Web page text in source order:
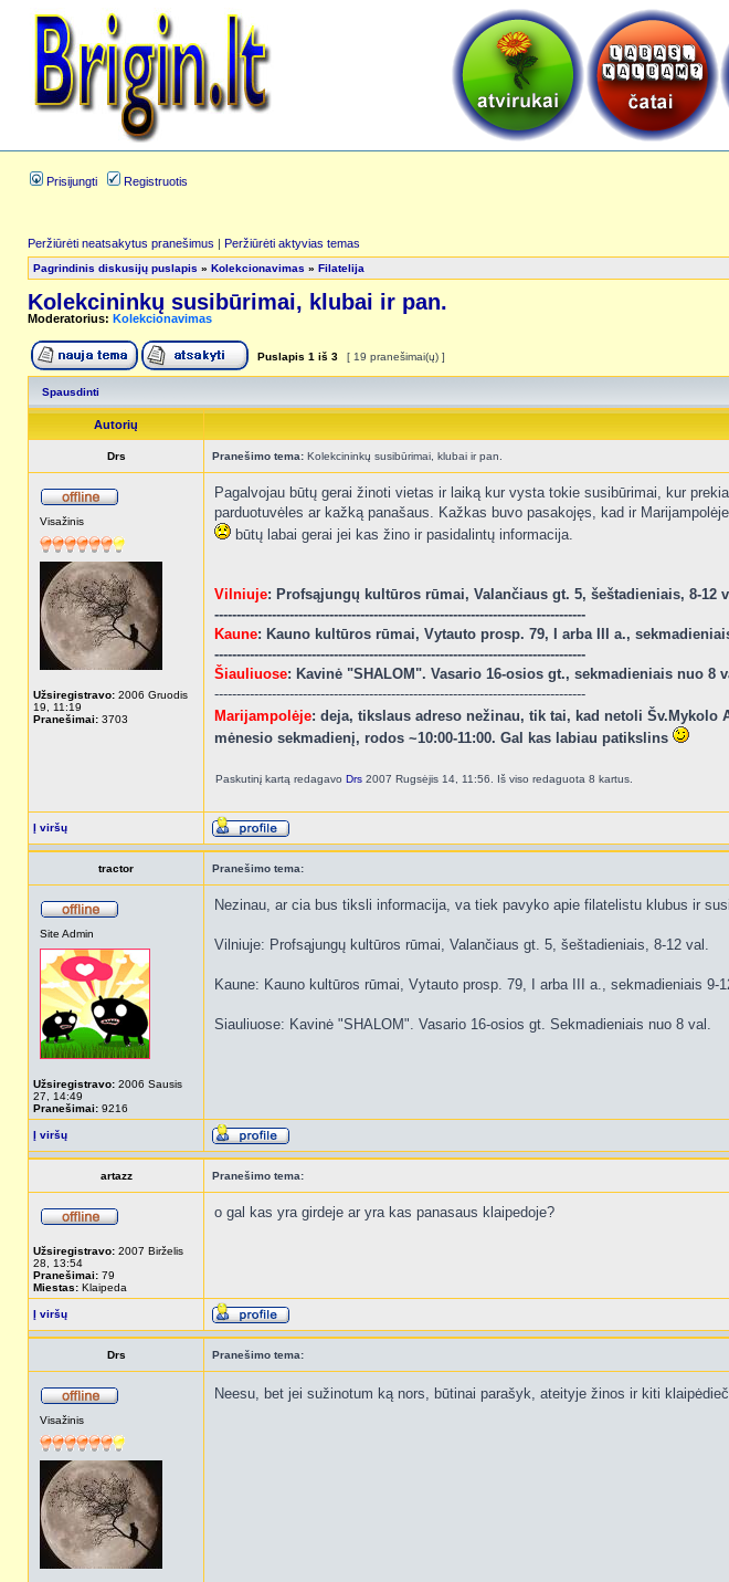
Prisijungti Registruotis
Peržiūrėti neatsakytus pranešimus | Peržiūrėti aktyvias temas
Pagrindinis diskusijų puslapis » Kolekcionavimas » Filatelija
Kolekcininkų susibūrimai, klubai ir pan.
Moderatorius: Kolekcionavimas
Puslapis 1 iš 3 [ 19 pranešimai(ų) ]
Spausdinti
Autorių
Drs Pranešimo tema: Kolekcininkų susibūrimai, klubai ir pan.
Visažinis
Užsiregistravo: 2006 Gruodis
19, 11:19
Pranešimai: 3703
Pagalvojau būtų gerai žinoti vietas ir laiką kur vysta tokie susibūrimai, kur
parduotuvėles ar kažką panašaus. Kažkas buvo pasakojęs, kad ir
būtų labai gerai jei kas žino ir pasidalintų informacija.
Vilniuje: Profsąjungų kultūros rūmai, Valančiaus gt. 5, šeštadieniais, 8-12
------------------------------------------------------------------------------------
Kaune: Kauno kultūros rūmai, Vytauto prosp. 79, I arba III a.,
------------------------------------------------------------------------------------
Šiauliuose: Kavinė "SHALOM". Vasario 16-osios gt., sekmadieniais nuo 8
------------------------------------------------------------------------------------
Marijampolėje: deja, tikslaus adreso nežinau, tik tai, kad netoli
mėnesio sekmadienį, rodos ~10:00-11:00. Gal kas labiau patikslins
Paskutinį kartą redagavo Drs 2007 Rugsėjis 14, 11:56. Iš viso redaguota 8 kartus.
Į viršų
tractor Pranešimo tema:
Site Admin
Užsiregistravo: 2006 Sausis
27, 14:49
Pranešimai: 9216
Nezinau, ar cia bus tiksli informacija, va tiek pavyko apie filatelistu klubus ir
Vilniuje: Profsąjungų kultūros rūmai, Valančiaus gt. 5, šeštadieniais, 8-12 val.
Kaune: Kauno kultūros rūmai, Vytauto prosp. 79, I arba III a., sekmadieniais 9-
Siauliuose: Kavinė "SHALOM". Vasario 16-osios gt. Sekmadieniais nuo 8 val.
Į viršų
artazz Pranešimo tema:
Užsiregistravo: 2007 Birželis
28, 13:54
Pranešimai: 79
Miestas: Klaipeda
o gal kas yra girdeje ar yra kas panasaus klaipedoje?
Į viršų
Drs Pranešimo tema:
Visažinis
Neesu, bet jei sužinotum ką nors, būtinai parašyk, ateityje žinos ir kiti